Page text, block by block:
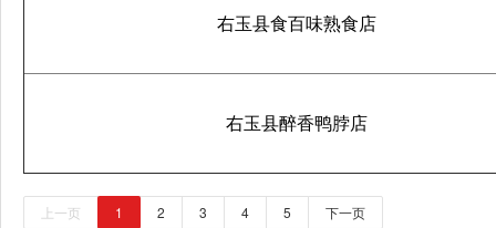
右玉县食百味熟食店
右玉县醉香鸭脖店
上一页 1 2 3 4 5 下一页